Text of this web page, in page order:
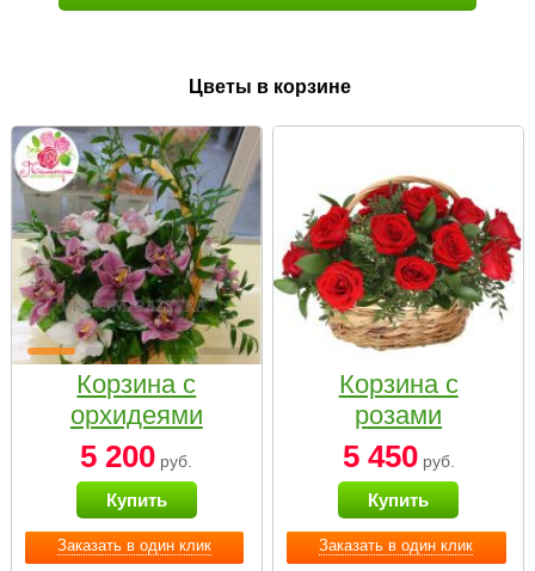
Цветы в корзине
Заказать в один клик
Корзина с
орхидеями
малая
5 200 руб.
Купить
Заказать в один клик
Корзина с
розами
«Красный
Париж»
5 450руб.
Купить